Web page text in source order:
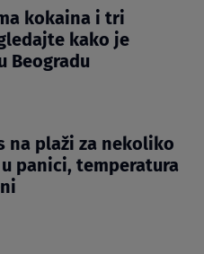
kokaina i tri
kako je
Beogradu
na plaži za nekoliko
panici, temperatura